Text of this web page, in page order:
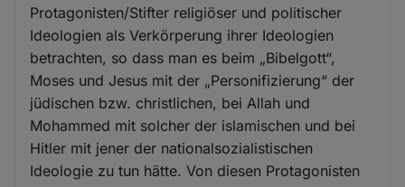
Protagonisten/Stifter religiöser und politischer
Ideologien als Verkörperung ihrer Ideologien
betrachten, so dass man es beim „Bibelgott“,
Moses und Jesus mit der „Personifizierung“ der
jüdischen bzw. christlichen, bei Allah und
Mohammed mit solcher der islamischen und bei
Hitler mit jener der nationalsozialistischen
Ideologie zu tun hätte. Von diesen Protagonisten